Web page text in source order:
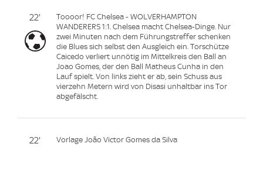
22'
Toooor! FC Chelsea - WOLVERHAMPTON
WANDERERS 1:1. Chelsea macht Chelsea-Dinge. Nur
zwei Minuten nach dem Führungstreffer schenken
die Blues sich selbst den Ausgleich ein. Torschütze
Caicedo verliert unnötig im Mittelkreis den Ball an
Joao Gomes, der den Ball Matheus Cunha in den
Lauf spielt. Von links zieht er ab, sein Schuss aus
vierzehn Metern wird von Disasi unhaltbar ins Tor
abgefälscht.
22' Vorlage João Victor Gomes da Silva